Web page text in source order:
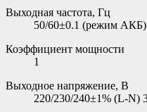
Выходная частота, Гц
50/60±0.1 (режим АКБ)
Коэффициент мощности
1
Выходное напряжение, В
220/230/240±1% (L-N)